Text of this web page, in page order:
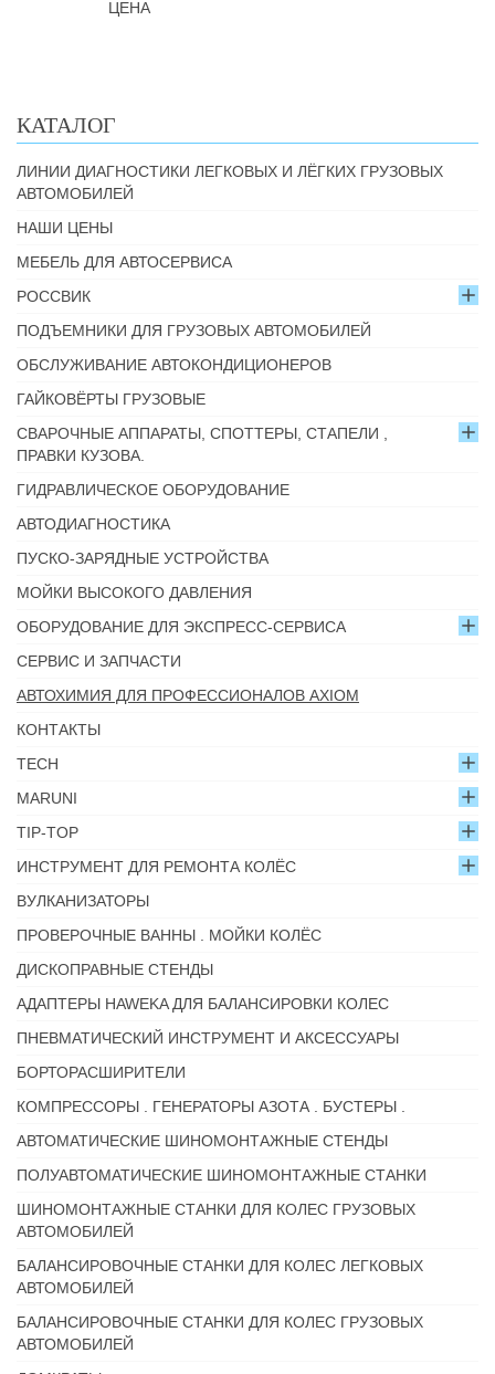
ЦЕНА
КАТАЛОГ
ЛИНИИ ДИАГНОСТИКИ ЛЕГКОВЫХ И ЛЁГКИХ ГРУЗОВЫХ
АВТОМОБИЛЕЙ
НАШИ ЦЕНЫ
МЕБЕЛЬ ДЛЯ АВТОСЕРВИСА
РОССВИК
ПОДЪЕМНИКИ ДЛЯ ГРУЗОВЫХ АВТОМОБИЛЕЙ
ОБСЛУЖИВАНИЕ АВТОКОНДИЦИОНЕРОВ
ГАЙКОВЁРТЫ ГРУЗОВЫЕ
СВАРОЧНЫЕ АППАРАТЫ, СПОТТЕРЫ, СТАПЕЛИ ,
ПРАВКИ КУЗОВА.
ГИДРАВЛИЧЕСКОЕ ОБОРУДОВАНИЕ
АВТОДИАГНОСТИКА
ПУСКО-ЗАРЯДНЫЕ УСТРОЙСТВА
МОЙКИ ВЫСОКОГО ДАВЛЕНИЯ
ОБОРУДОВАНИЕ ДЛЯ ЭКСПРЕСС-СЕРВИСА
СЕРВИС И ЗАПЧАСТИ
АВТОХИМИЯ ДЛЯ ПРОФЕССИОНАЛОВ AXIOM
КОНТАКТЫ
TECH
MARUNI
TIP-TOP
ИНСТРУМЕНТ ДЛЯ РЕМОНТА КОЛЁС
ВУЛКАНИЗАТОРЫ
ПРОВЕРОЧНЫЕ ВАННЫ . МОЙКИ КОЛЁС
ДИСКОПРАВНЫЕ СТЕНДЫ
АДАПТЕРЫ HAWEKA ДЛЯ БАЛАНСИРОВКИ КОЛЕС
ПНЕВМАТИЧЕСКИЙ ИНСТРУМЕНТ И АКСЕССУАРЫ
БОРТОРАСШИРИТЕЛИ
КОМПРЕССОРЫ . ГЕНЕРАТОРЫ АЗОТА . БУСТЕРЫ .
АВТОМАТИЧЕСКИЕ ШИНОМОНТАЖНЫЕ СТЕНДЫ
ПОЛУАВТОМАТИЧЕСКИЕ ШИНОМОНТАЖНЫЕ СТАНКИ
ШИНОМОНТАЖНЫЕ СТАНКИ ДЛЯ КОЛЕС ГРУЗОВЫХ
АВТОМОБИЛЕЙ
БАЛАНСИРОВОЧНЫЕ СТАНКИ ДЛЯ КОЛЕС ЛЕГКОВЫХ
АВТОМОБИЛЕЙ
БАЛАНСИРОВОЧНЫЕ СТАНКИ ДЛЯ КОЛЕС ГРУЗОВЫХ
АВТОМОБИЛЕЙ